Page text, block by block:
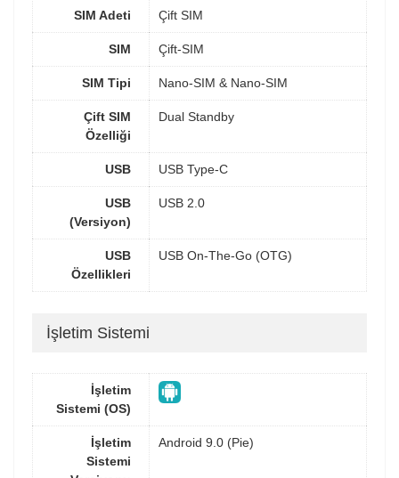
SIM Adeti Çift SIM
SIM Çift-SIM
SIM Tipi Nano-SIM & Nano-SIM
Çift SIM
Özelliği
Dual Standby
USB USB Type-C
USB
(Versiyon)
USB 2.0
USB
Özellikleri
USB On-The-Go (OTG)
İşletim Sistemi
İşletim
Sistemi (OS)
İşletim
Sistemi
Android 9.0 (Pie)